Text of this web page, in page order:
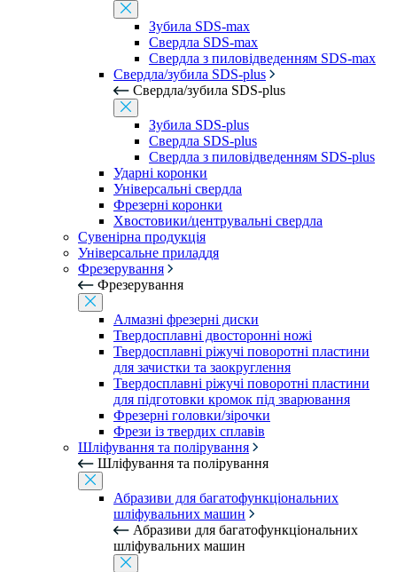
Зубила SDS-max
Свердла SDS-max
Свердла з пиловідведенням SDS-max
Свердла/зубила SDS-plus
Свердла/зубила SDS-plus
Зубила SDS-plus
Свердла SDS-plus
Свердла з пиловідведенням SDS-plus
Ударні коронки
Універсальні свердла
Фрезерні коронки
Хвостовики/центрувальні свердла
Сувенірна продукція
Універсальне приладдя
Фрезерування
Фрезерування
Алмазні фрезерні диски
Твердосплавні двосторонні ножі
Твердосплавні ріжучі поворотні пластини
для зачистки та заокруглення
Твердосплавні ріжучі поворотні пластини
для підготовки кромок під зварювання
Фрезерні головки/зірочки
Фрези із твердих сплавів
Шліфування та полірування
Шліфування та полірування
Абразиви для багатофункціональних
шліфувальних машин
Абразиви для багатофункціональних
шліфувальних машин